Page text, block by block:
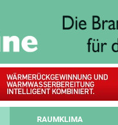
RAUMKLIMA